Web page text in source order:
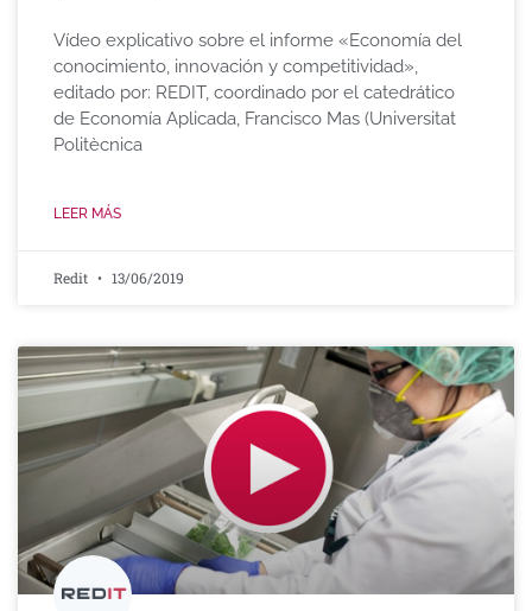
Vídeo explicativo sobre el informe «Economía del
conocimiento, innovación y competitividad»,
editado por: REDIT, coordinado por el catedrático
de Economía Aplicada, Francisco Mas (Universitat
Politècnica
LEER MÁS
Redit 13/06/2019